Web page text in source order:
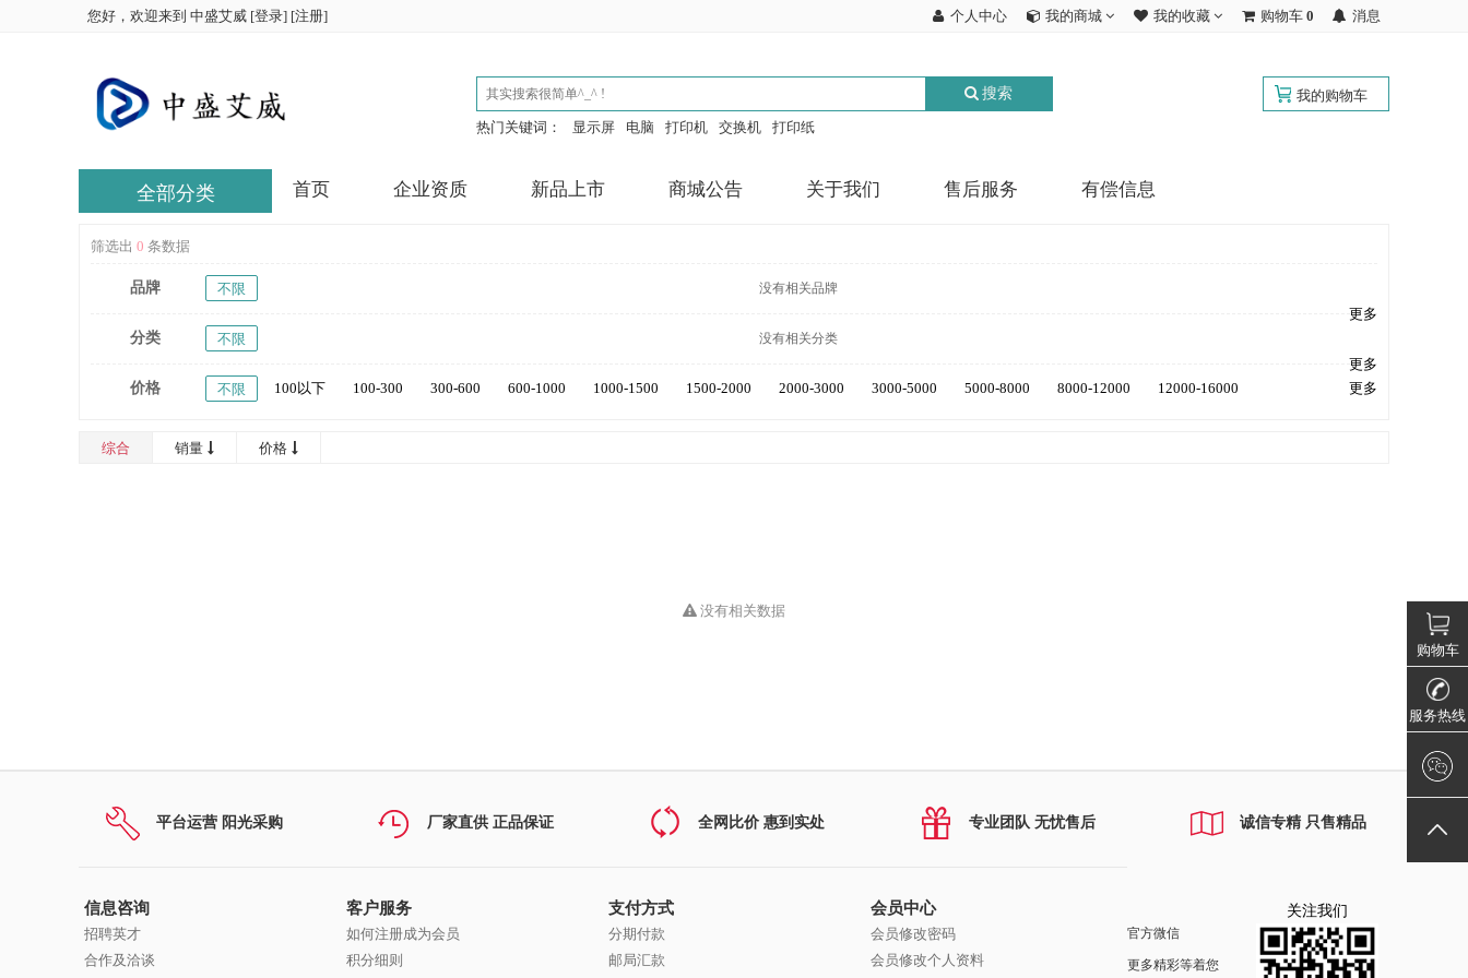
您好，欢迎来到 中盛艾威 [登录] [注册] 个人中心 我的商城 我的收藏 购物车 0 消息
搜索
热门关键词： 显示屏 电脑 打印机 交换机 打印纸
我的购物车
首页 企业资质 新品上市 商城公告 关于我们 售后服务 有偿信息
全部分类
筛选出 0 条数据
品牌 不限 没有相关品牌
更多
分类
不限 没有相关分类
更多
价格
不限 100以下 100-300 300-600 600-1000 1000-1500 1500-2000 2000-3000 3000-5000 5000-8000 8000-12000
12000-16000
更多
综合 销量 价格
没有相关数据
平台运营 阳光采购 厂家直供 正品保证 全网比价 惠到实处 专业团队 无忧售后 诚信专精 只售精品
信息咨询
招聘英才
合作及洽谈
客户服务
如何注册成为会员
积分细则
支付方式
分期付款
邮局汇款
会员中心
会员修改密码
会员修改个人资料
官方微信
更多精彩等着您
关注我们
购物车
服务热线